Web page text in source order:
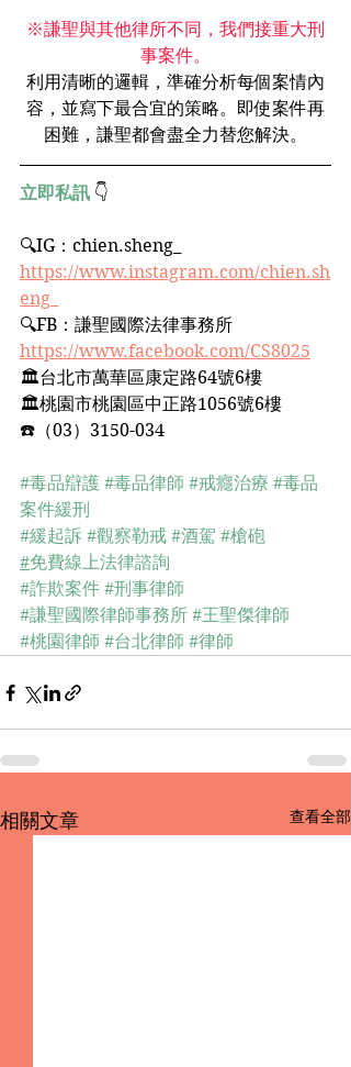
※謙聖與其他律所不同，我們接重大刑
事案件。
利用清晰的邏輯，準確分析每個案情內
容，並寫下最合宜的策略。即使案件再
困難，謙聖都會盡全力替您解決。
立即私訊 👇
🔍IG：chien.sheng_﻿
https://www.instagram.com/chien.sh
eng_
🔍FB：謙聖國際法律事務所﻿
https://www.facebook.com/CS8025
🏛台北市萬華區康定路64號6樓﻿
🏛桃園市桃園區中正路1056號6樓﻿
☎️（03）3150-034﻿
#毒品辯護 #毒品律師 #戒癮治療 #毒品
案件緩刑
#緩起訴 #觀察勒戒 #酒駕 #槍砲
#免費線上法律諮詢
#詐欺案件 #刑事律師
#謙聖國際律師事務所 #王聖傑律師
#桃園律師 #台北律師 #律師
相關文章 查看全部